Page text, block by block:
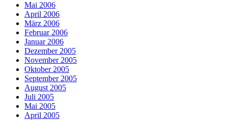
Mai 2006
April 2006
März 2006
Februar 2006
Januar 2006
Dezember 2005
November 2005
Oktober 2005
September 2005
August 2005
Juli 2005
Mai 2005
April 2005